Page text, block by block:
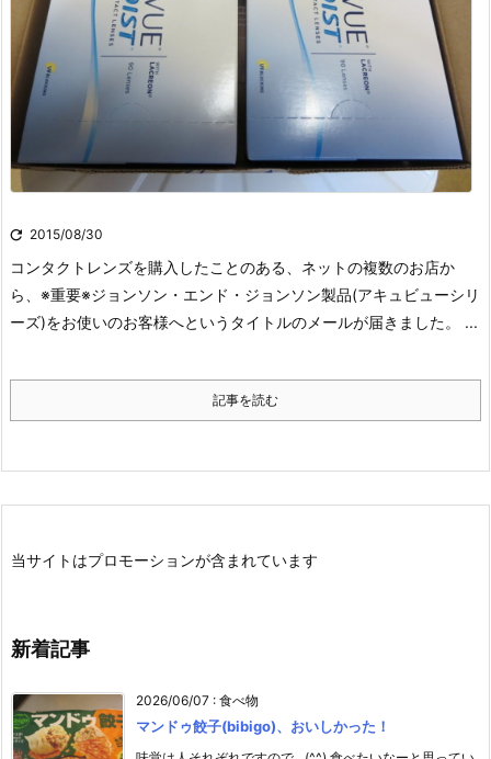
 2015/08/30
コンタクトレンズを購入したことのある、ネットの複数のお店か
ら、 ※重要※ジョンソン・エンド・ジョンソン製品(アキュビューシリ
ーズ)をお使いのお客様へというタイトルのメールが届きました。 ...
記事を読む
当サイトはプロモーションが含まれています
新着記事
2026/06/07 : 食べ物
マンドゥ餃子(bibigo)、おいしかった！